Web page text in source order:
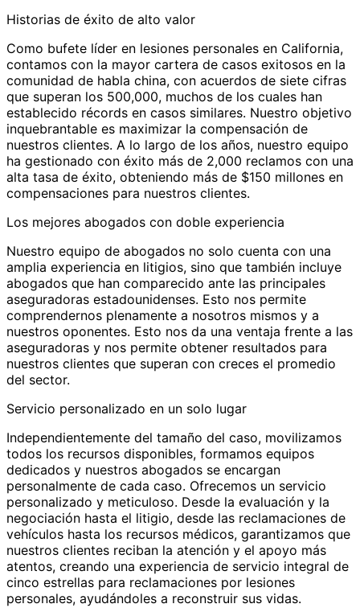
Historias de éxito de alto valor
Como bufete líder en lesiones personales en California,
contamos con la mayor cartera de casos exitosos en la
comunidad de habla china, con acuerdos de siete cifras
que superan los 500,000, muchos de los cuales han
establecido récords en casos similares. Nuestro objetivo
inquebrantable es maximizar la compensación de
nuestros clientes. A lo largo de los años, nuestro equipo
ha gestionado con éxito más de 2,000 reclamos con una
alta tasa de éxito, obteniendo más de $150 millones en
compensaciones para nuestros clientes.
Los mejores abogados con doble experiencia
Nuestro equipo de abogados no solo cuenta con una
amplia experiencia en litigios, sino que también incluye
abogados que han comparecido ante las principales
aseguradoras estadounidenses. Esto nos permite
comprendernos plenamente a nosotros mismos y a
nuestros oponentes. Esto nos da una ventaja frente a las
aseguradoras y nos permite obtener resultados para
nuestros clientes que superan con creces el promedio
del sector.
Servicio personalizado en un solo lugar
Independientemente del tamaño del caso, movilizamos
todos los recursos disponibles, formamos equipos
dedicados y nuestros abogados se encargan
personalmente de cada caso. Ofrecemos un servicio
personalizado y meticuloso. Desde la evaluación y la
negociación hasta el litigio, desde las reclamaciones de
vehículos hasta los recursos médicos, garantizamos que
nuestros clientes reciban la atención y el apoyo más
atentos, creando una experiencia de servicio integral de
cinco estrellas para reclamaciones por lesiones
personales, ayudándoles a reconstruir sus vidas.